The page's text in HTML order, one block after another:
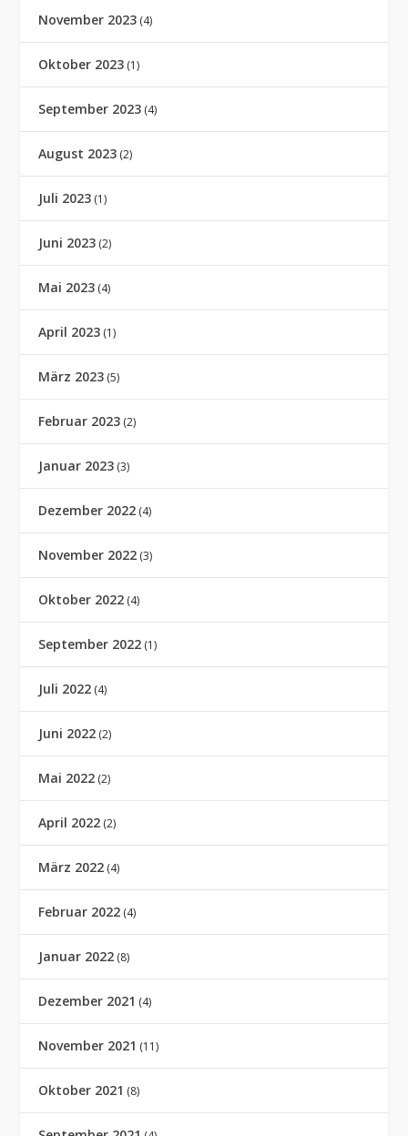
November 2023 (4)
Oktober 2023 (1)
September 2023 (4)
August 2023 (2)
Juli 2023 (1)
Juni 2023 (2)
Mai 2023 (4)
April 2023 (1)
März 2023 (5)
Februar 2023 (2)
Januar 2023 (3)
Dezember 2022 (4)
November 2022 (3)
Oktober 2022 (4)
September 2022 (1)
Juli 2022 (4)
Juni 2022 (2)
Mai 2022 (2)
April 2022 (2)
März 2022 (4)
Februar 2022 (4)
Januar 2022 (8)
Dezember 2021 (4)
November 2021 (11)
Oktober 2021 (8)